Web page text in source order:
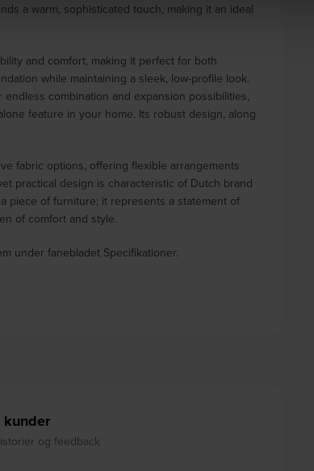
a warm, sophisticated touch, making it an ideal
and comfort, making it perfect for both
while maintaining a sleek, low-profile look.
combination and expansion possibilities,
feature in your home. Its robust design, along
fabric options, offering flexible arrangements
practical design is characteristic of Dutch brand
piece of furniture; it represents a statement of
of comfort and style.
under fanebladet Specifikationer.
og feedback